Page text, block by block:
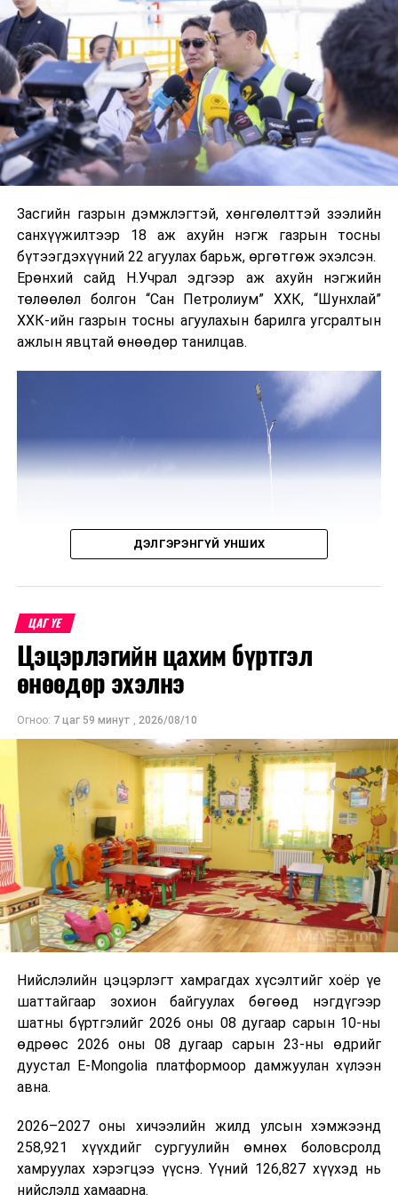
Засгийн газрын дэмжлэгтэй, хөнгөлөлттэй зээлийн
санхүүжилтээр 18 аж ахуйн нэгж газрын тосны
бүтээгдэхүүний 22 агуулах барьж, өргөтгөж эхэлсэн.
Ерөнхий сайд Н.Учрал эдгээр аж ахуйн нэгжийн
төлөөлөл болгон “Сан Петролиум” ХХК, “Шунхлай”
ХХК-ийн газрын тосны агуулахын барилга угсралтын
ажлын явцтай өнөөдөр танилцав.
“Сан Петролиум” ХХК нь Сонгинохайрхан дүүргийн 20
дугаар хороонд 16,000м³ үүнээс 8000м3-ийн
багтаамжтай савыг өөрийн хөрөнгө оруулалтаар
барьж байна. Үлдсэн 8000м3 агуулахын нийт хөрөнгө
оруулалтын хэмжээ нь 10.0 тэрбум төгрөг бөгөөд
жилийн есөн хувийн хүүтэй хөнгөлөлттэй зээлийн
арилжааны банкнаас авчээ. Газрын тосны
бүтээгдэхүүний агуулахын барилга угсралтын ажлын
гүйцэтгэл 95 хувьтай байгаа бөгөөд 2026 оны
наймдугаар сарын 20-ны дотор бүрэн дуусгаж,
ашиглалтад оруулах гэж байна. Эдгээр агуулах
ашиглалтад орсноор Улаанбаатар хотын АИ-92-ийн
Ерөнхий сайд тус агуулахыг ашиглалтад хүлээн
авахад зөвшөөрлийн саад бэрхшээл учруулахгүй
байхыг холбогдох албаныханд үүрэг болгов.
ДЭЛГЭРЭНГҮЙ УНШИХ
ЦАГ ҮЕ
Цэцэрлэгийн цахим бүртгэл
өнөөдөр эхэлнэ
Огноо: 7 цаг 59 минут , 2026/08/10
Нийслэлийн цэцэрлэгт хамрагдах хүсэлтийг хоёр үе
шаттайгаар зохион байгуулах бөгөөд нэгдүгээр
шатны бүртгэлийг 2026 оны 08 дугаар сарын 10-ны
өдрөөс 2026 оны 08 дугаар сарын 23-ны өдрийг
дуустал E-Mongolia платформоор дамжуулан хүлээн
авна.
2026–2027 оны хичээлийн жилд улсын хэмжээнд
258,921 хүүхдийг сургуулийн өмнөх боловсролд
хамруулах хэрэгцээ үүснэ. Үүний 126,827 хүүхэд нь
нийслэлд хамаарна.